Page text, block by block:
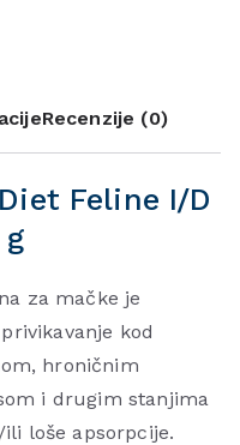
Recenzije (0)
Feline I/D
za mačke je
kod
hroničnim
i drugim stanjima
loše apsorpcije.